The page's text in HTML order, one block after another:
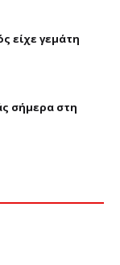
είχε γεμάτη
σήμερα στη